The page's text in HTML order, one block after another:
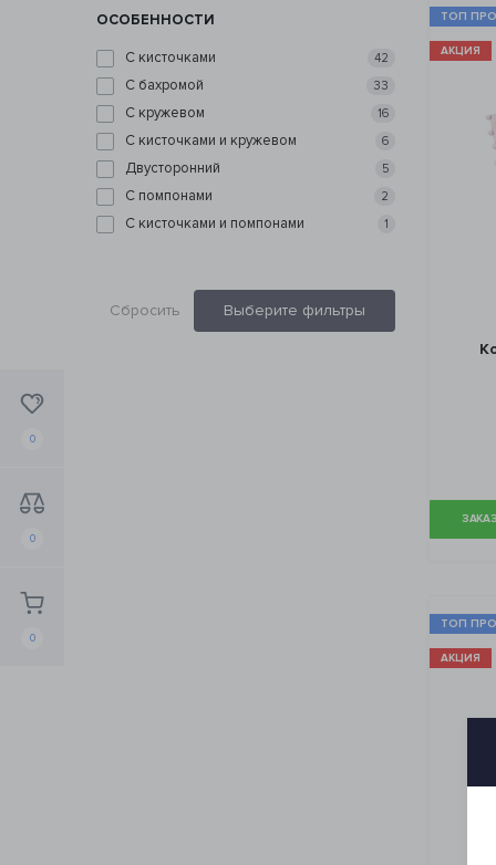
0
0
0
ОСОБЕННОСТИ
С кисточками 42
С бахромой 33
С кружевом 16
С кисточками и кружевом 6
Двусторонний 5
С помпонами 2
С кисточками и помпонами 1
Сбросить Выберите фильтры
ТОП
АКЦИЯ
ТОП
АКЦИЯ